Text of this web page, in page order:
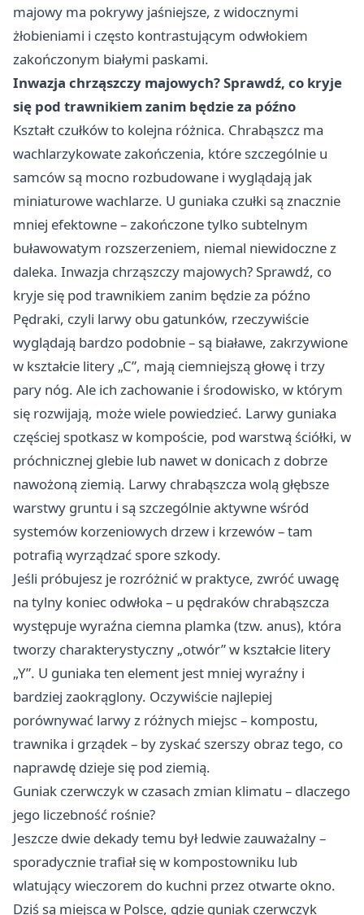
majowy ma pokrywy jaśniejsze, z widocznymi
żłobieniami i często kontrastującym odwłokiem
zakończonym białymi paskami.
Inwazja chrząszczy majowych? Sprawdź, co kryje
się pod trawnikiem zanim będzie za późno
Kształt czułków to kolejna różnica. Chrabąszcz ma
wachlarzykowate zakończenia, które szczególnie u
samców są mocno rozbudowane i wyglądają jak
miniaturowe wachlarze. U guniaka czułki są znacznie
mniej efektowne – zakończone tylko subtelnym
buławowatym rozszerzeniem, niemal niewidoczne z
daleka. Inwazja chrząszczy majowych? Sprawdź, co
kryje się pod trawnikiem zanim będzie za późno
Pędraki, czyli larwy obu gatunków, rzeczywiście
wyglądają bardzo podobnie – są białawe, zakrzywione
w kształcie litery „C”, mają ciemniejszą głowę i trzy
pary nóg. Ale ich zachowanie i środowisko, w którym
się rozwijają, może wiele powiedzieć. Larwy guniaka
częściej spotkasz w kompoście, pod warstwą ściółki, w
próchnicznej glebie lub nawet w donicach z dobrze
nawożoną ziemią. Larwy chrabąszcza wolą głębsze
warstwy gruntu i są szczególnie aktywne wśród
systemów korzeniowych drzew i krzewów – tam
potrafią wyrządzać spore szkody.
Jeśli próbujesz je rozróżnić w praktyce, zwróć uwagę
na tylny koniec odwłoka – u pędraków chrabąszcza
występuje wyraźna ciemna plamka (tzw. anus), która
tworzy charakterystyczny „otwór” w kształcie litery
„Y”. U guniaka ten element jest mniej wyraźny i
bardziej zaokrąglony. Oczywiście najlepiej
porównywać larwy z różnych miejsc – kompostu,
trawnika i grządek – by zyskać szerszy obraz tego, co
naprawdę dzieje się pod ziemią.
Guniak czerwczyk w czasach zmian klimatu – dlaczego
jego liczebność rośnie?
Jeszcze dwie dekady temu był ledwie zauważalny –
sporadycznie trafiał się w kompostowniku lub
wlatujący wieczorem do kuchni przez otwarte okno.
Dziś są miejsca w Polsce, gdzie guniak czerwczyk